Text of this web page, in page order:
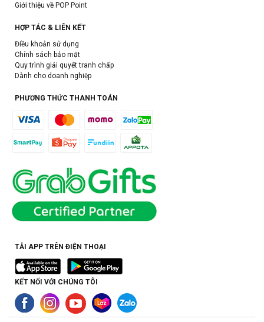
Giới thiệu về POP Point
HỢP TÁC & LIÊN KẾT
Điều khoản sử dụng
Chính sách bảo mật
Quy trình giải quyết tranh chấp
Dành cho doanh nghiệp
PHƯƠNG THỨC THANH TOÁN
TẢI APP TRÊN ĐIỆN THOẠI
KẾT NỐI VỚI CHÚNG TÔI